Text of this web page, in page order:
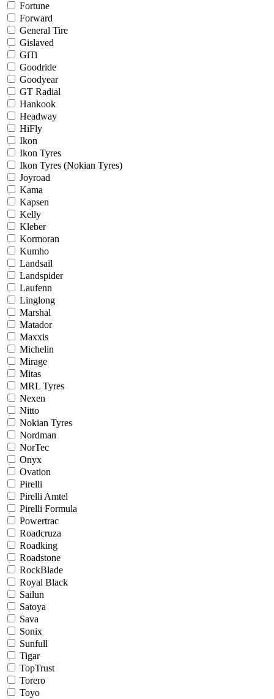
Fortune
Forward
General Tire
Gislaved
GiTi
Goodride
Goodyear
GT Radial
Hankook
Headway
HiFly
Ikon
Ikon Tyres
Ikon Tyres (Nokian Tyres)
Joyroad
Kama
Kapsen
Kelly
Kleber
Kormoran
Kumho
Landsail
Landspider
Laufenn
Linglong
Marshal
Matador
Maxxis
Michelin
Mirage
Mitas
MRL Tyres
Nexen
Nitto
Nokian Tyres
Nordman
NorTec
Onyx
Ovation
Pirelli
Pirelli Amtel
Pirelli Formula
Powertrac
Roadcruza
Roadking
Roadstone
RockBlade
Royal Black
Sailun
Satoya
Sava
Sonix
Sunfull
Tigar
TopTrust
Torero
Toyo